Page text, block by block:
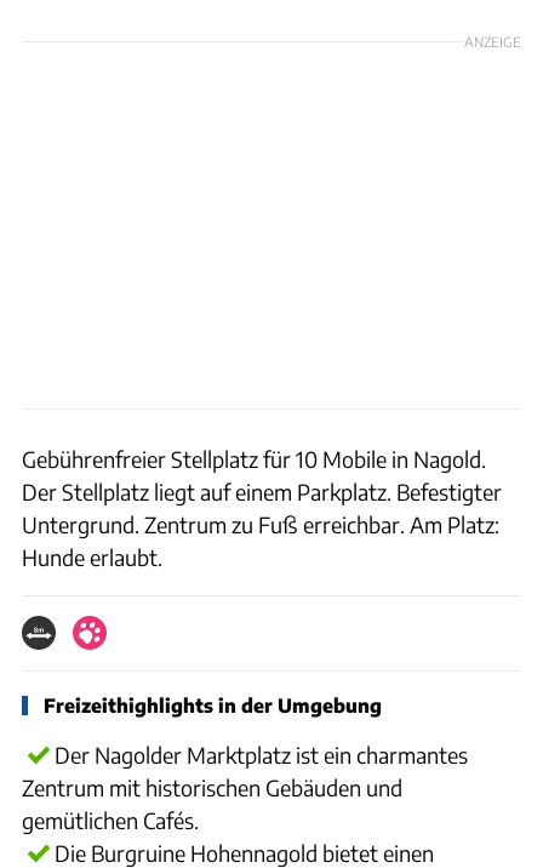
ANZEIGE
Gebührenfreier Stellplatz für 10 Mobile in Nagold.
Der Stellplatz liegt auf einem Parkplatz. Befestigter
Untergrund. Zentrum zu Fuß erreichbar. Am Platz:
Hunde erlaubt.
Freizeithighlights in der Umgebung
Der Nagolder Marktplatz ist ein charmantes
Zentrum mit historischen Gebäuden und
gemütlichen Cafés.
Die Burgruine Hohennagold bietet einen